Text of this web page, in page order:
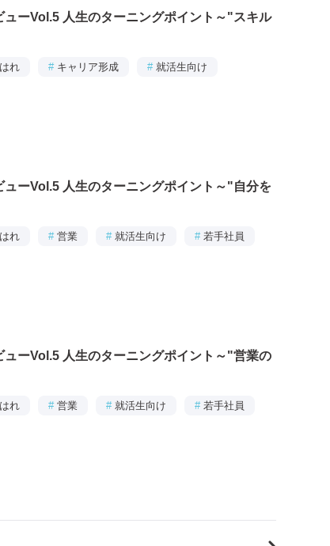
ューVol.5 人生のターニングポイント～"スキル
れ # キャリア形成 # 就活生向け
ューVol.5 人生のターニングポイント～"自分を
れ # 営業 # 就活生向け # 若手社員
ューVol.5 人生のターニングポイント～"営業の
れ # 営業 # 就活生向け # 若手社員